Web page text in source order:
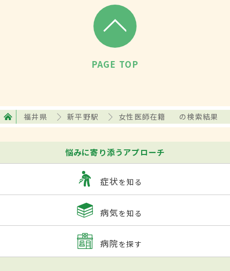
PAGE TOP
福井県 新平野駅 女性医師在籍 の検索結果
悩みに寄り添うアプローチ
症状を知る
病気を知る
病院を探す